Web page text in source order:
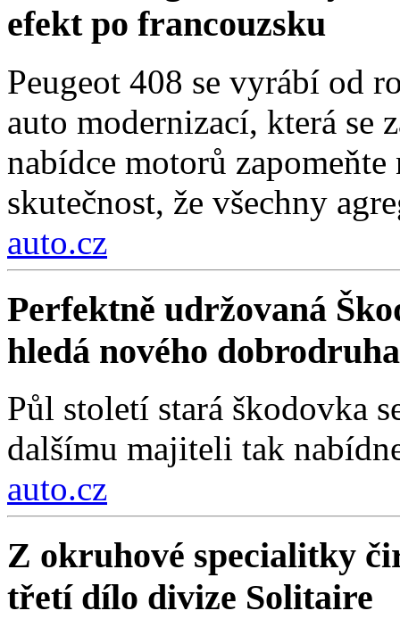
efekt po francouzsku
Peugeot 408 se vyrábí od
auto modernizací, která se
nabídce motorů
skutečnost, že všechny
auto.cz
Perfektně udržovaná
hledá nového
Půl století stará škodovka
dalšímu majiteli tak
auto.cz
Z okruhové specialitky
třetí dílo divize Solitaire